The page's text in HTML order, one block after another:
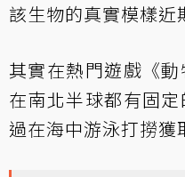
該生物的真實模樣近
其實在熱門遊戲《
在南北半球都有固
過在海中游泳打撈獲